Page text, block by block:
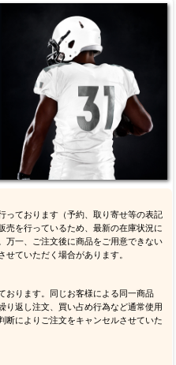
っております（予約、取り寄せ等の表記
売を行っているため、最新の在庫状況に
万一、ご注文後に商品をご用意できない
せていただく場合があります。
おります。同じお客様による同一商品
り返し注文、買い占め行為など通常使用
断によりご注文をキャンセルさせていた